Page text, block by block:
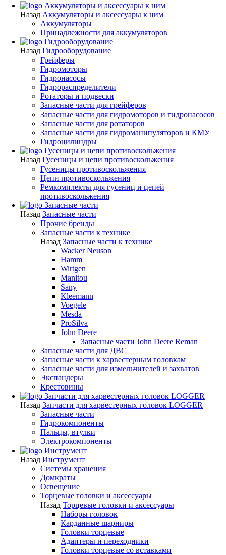
Аккумуляторы и аксессуары к ним
Назад Аккумуляторы и аксессуары к ним
Аккумуляторы
Принадлежности для аккумуляторов
Гидрооборудование
Назад Гидрооборудование
Грейферы
Гидромоторы
Гидронасосы
Гидрораспределители
Ротаторы и подвески
Запасные части для грейферов
Запасные части для гидромоторов и гидронасосов
Запасные части для ротаторов
Запасные части для гидроманипуляторов и КМУ
Гидроцилиндры
Гусеницы и цепи противоскольжения
Назад Гусеницы и цепи противоскольжения
Гусеницы противоскольжения
Цепи противоскольжения
Ремкомплекты для гусениц и цепей
противоскольжения
Запасные части
Назад Запасные части
Прочие бренды
Запасные части к технике
Назад Запасные части к технике
Wacker Neuson
Hamm
Wirtgen
Manitou
Sany
Kleemann
Voegele
Mesda
ProSilva
John Deere
Запасные части John Deere Reman
Запасные части для ДВС
Запасные части к харвестерным головкам
Запасные части для измельчителей и захватов
Экспандеры
Крестовины
Запчасти для харвестерных головок LOGGER
Назад Запчасти для харвестерных головок LOGGER
Запасные части
Гидрокомпоненты
Пальцы, втулки
Электрокомпоненты
Инструмент
Назад Инструмент
Системы хранения
Домкраты
Освещение
Торцевые головки и аксессуары
Назад Торцевые головки и аксессуары
Наборы головок
Карданные шарниры
Головки торцевые
Адаптеры и переходники
Головки торцевые со вставками